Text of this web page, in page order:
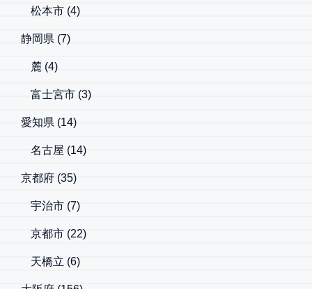
松本市 (4)
静岡県 (7)
麓 (4)
富士宮市 (3)
愛知県 (14)
名古屋 (14)
京都府 (35)
宇治市 (7)
京都市 (22)
天橋立 (6)